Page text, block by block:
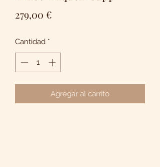
279,00 €
Cantidad *
Agregar al carrito